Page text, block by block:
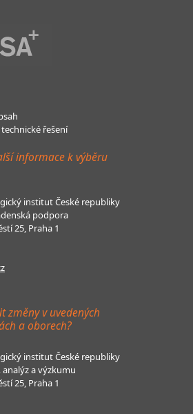
technické řešení
informace k výběru
institut České republiky
podpora
25, Praha 1
změny v uvedených
a oborech?
institut České republiky
a výzkumu
25, Praha 1